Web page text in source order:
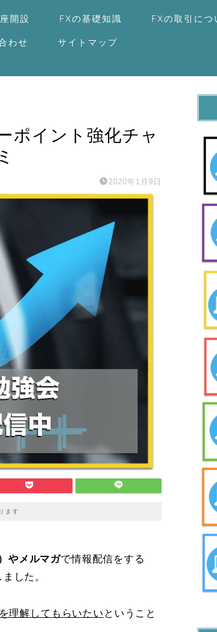
開設 FXの基礎知識 FXの取引につ
わせ サイトマップ
ポイント強化チャ
2020年1月9日
ます
やメルマガで情報配信をする
した。
理解してもらいたい ということ